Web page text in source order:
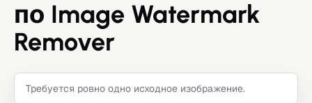
по Image Watermark
Remover
Требуется ровно одно исходное изображение.